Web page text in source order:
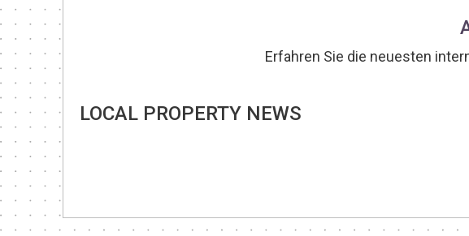
Erfahren Sie die neuesten
LOCAL PROPERTY NEWS